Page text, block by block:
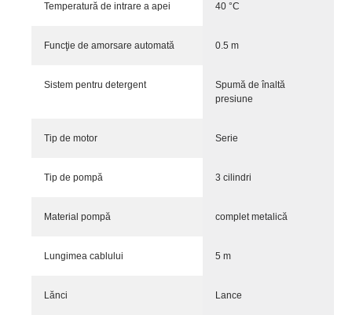
Temperatură de intrare a apei 40 °C
Funcţie de amorsare automată 0.5 m
Sistem pentru detergent
Spumă de înaltă
presiune
Tip de motor Serie
Tip de pompă 3 cilindri
Material pompă complet metalică
Lungimea cablului 5 m
Lănci Lance